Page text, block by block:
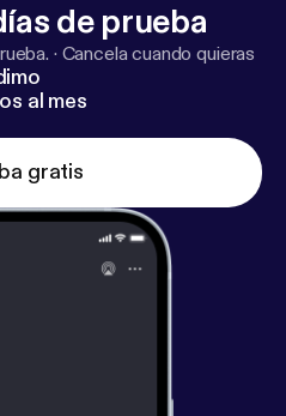
de prueba
· Cancela cuando quieras
al mes
gratis